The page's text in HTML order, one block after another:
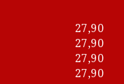
27,90
27,90
27,90
27,90